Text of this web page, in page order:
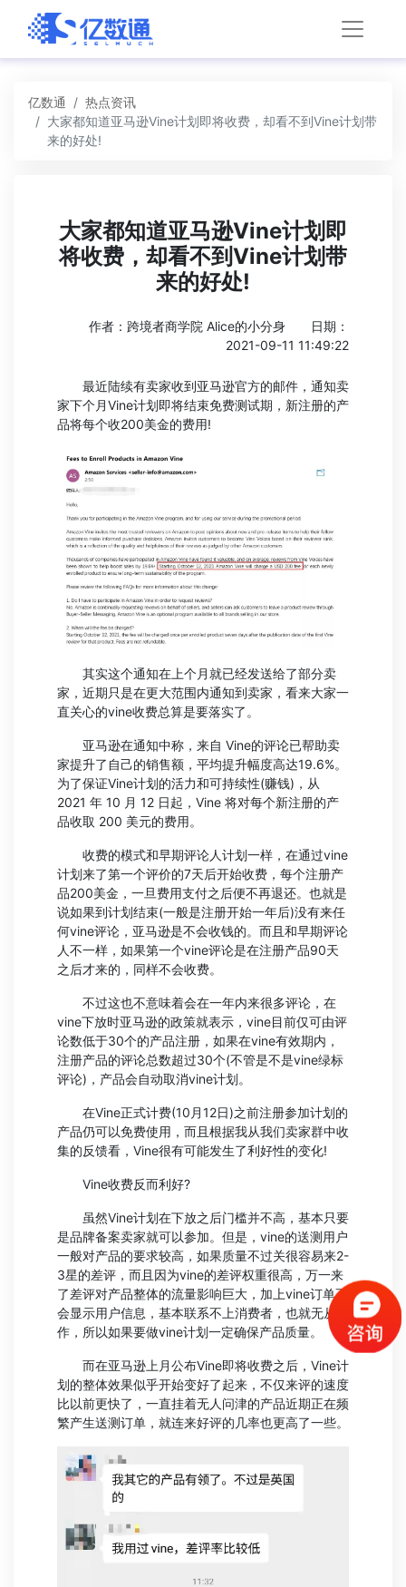
亿数通
热点资讯
大家都知道亚马逊Vine计划即将收费，却看不到Vine计划带
来的好处!
大家都知道亚马逊Vine计划即
将收费，却看不到Vine计划带
来的好处!
作者：跨境者商学院 Alice的小分身
日期：
2021-09-11 11:49:22
最近陆续有卖家收到亚马逊官方的邮件，通知卖
家下个月Vine计划即将结束免费测试期，新注册的产
品将每个收200美金的费用!
其实这个通知在上个月就已经发送给了部分卖
家，近期只是在更大范围内通知到卖家，看来大家一
直关心的vine收费总算是要落实了。
亚马逊在通知中称，来自 Vine的评论已帮助卖
家提升了自己的销售额，平均提升幅度高达19.6%。
为了保证Vine计划的活力和可持续性(赚钱)，从
2021 年 10 月 12 日起，Vine 将对每个新注册的产
品收取 200 美元的费用。
收费的模式和早期评论人计划一样，在通过vine
计划来了第一个评价的7天后开始收费，每个注册产
品200美金，一旦费用支付之后便不再退还。也就是
说如果到计划结束(一般是注册开始一年后)没有来任
何vine评论，亚马逊是不会收钱的。而且和早期评论
人不一样，如果第一个vine评论是在注册产品90天
之后才来的，同样不会收费。
不过这也不意味着会在一年内来很多评论，在
vine下放时亚马逊的政策就表示，vine目前仅可由评
论数低于30个的产品注册，如果在vine有效期内，
注册产品的评论总数超过30个(不管是不是vine绿标
评论)，产品会自动取消vine计划。
在Vine正式计费(10月12日)之前注册参加计划的
产品仍可以免费使用，而且根据我从我们卖家群中收
集的反馈看，Vine很有可能发生了利好性的变化!
Vine收费反而利好?
虽然Vine计划在下放之后门槛并不高，基本只要
是品牌备案卖家就可以参加。但是，vine的送测用户
一般对产品的要求较高，如果质量不过关很容易来2-
3星的差评，而且因为vine的差评权重很高，万一来
了差评对产品整体的流量影响巨大，加上vine订单不
会显示用户信息，基本联系不上消费者，也就无从操
作，所以如果要做vine计划一定确保产品质量。
而在亚马逊上月公布Vine即将收费之后，Vine计
划的整体效果似乎开始变好了起来，不仅来评的速度
比以前更快了，一直挂着无人问津的产品近期正在频
繁产生送测订单，就连来好评的几率也更高了一些。